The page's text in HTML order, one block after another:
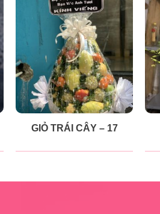
GIỎ TRÁI CÂY – 17